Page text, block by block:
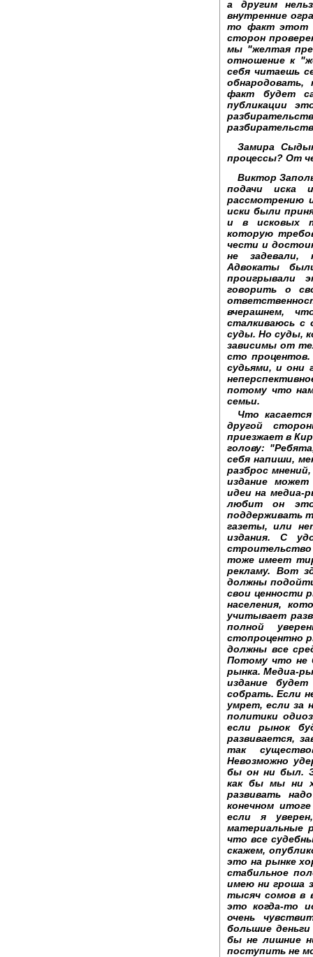
а другим
внутренние
то факт этот
сторон
мы "желтая
отношение к
себя читаешь
факт будет
публикации
Замира
процессы? От
Виктор
подачи иска
рассмотрению
иски были
и в исковых
которую
чести и
не задевали,
Адвокаты
проигрывали
говорить о
вчерашнем,
сталкиваюсь с
суды. Но суды,
зависимы от
сто
судьями, и они
потому что
семьи.
Что
другой
приезжает в
голову:
себя напиши,
разброс
издание
идеи на медиа-
любит он
поддерживать
газеты, или
издания. С
тоже имеет
рекламу. Вот
должны
свои ценности
населения,
учитывает
полной
стопроцентно
должны все
Потому что не
рынка. Медиа-
издание
собрать. Если
умрет, если за
политики
если рынок
развивается,
так
Невозможно
бы он ни был.
как бы мы ни
развивать
конечном
если я
материальные
что все
скажем,
это на рынке
стабильное
имею ни гроша
тысяч сомов в
это когда-то
очень
большие
бы не лишние
поступить не